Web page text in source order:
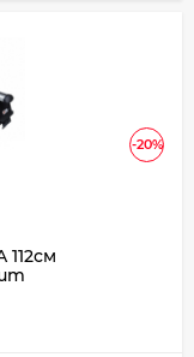
-20%
112см